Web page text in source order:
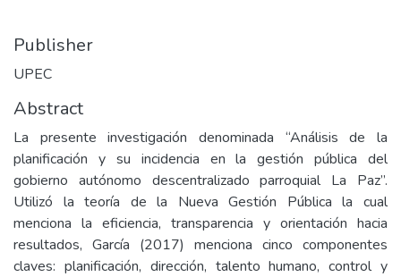
Publisher
UPEC
Abstract
La presente investigación denominada “Análisis de la
planificación y su incidencia en la gestión pública del
gobierno autónomo descentralizado parroquial La Paz”.
Utilizó la teoría de la Nueva Gestión Pública la cual
menciona la eficiencia, transparencia y orientación hacia
resultados, García (2017) menciona cinco componentes
claves: planificación, dirección, talento humano, control y